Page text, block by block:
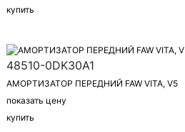
купить
48510-0DK30A1
АМОРТИЗАТОР ПЕРЕДНИЙ FAW VITA, V5
показать цену
купить